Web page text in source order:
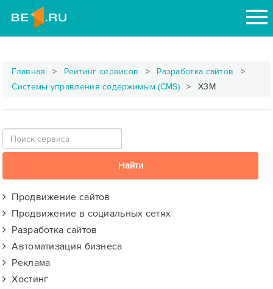
Главная Рейтинг сервисов
Разработка сайтов
Системы управления содержимым (CMS)
X3M
Продвижение сайтов
Продвижение в социальных сетях
Разработка сайтов
Автоматизация бизнеса
Реклама
Хостинг